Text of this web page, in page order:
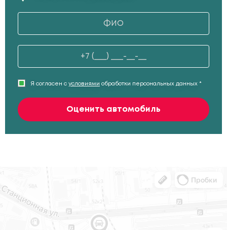
Я согласен с условиями обработки персональных данных *
Оценить автомобиль